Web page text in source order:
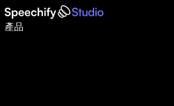
產品
使用語音輸入，寫作速度提升 5 倍